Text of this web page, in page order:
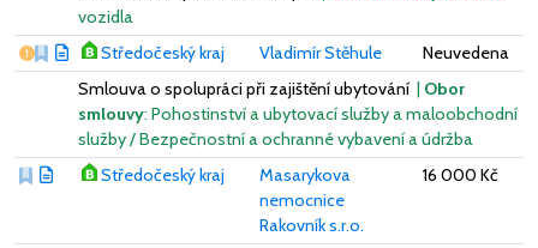
vozidla
Vážný nedostatek
Středočeský kraj Vladimír Stěhule
Neuvedena
Smlouva o spolupráci při zajištění ubytování | Obor
smlouvy: Pohostinství a ubytovací služby a maloobchodní
služby / Bezpečnostní a ochranné vybavení a údržba
Středočeský kraj
Masarykova
nemocnice
Rakovník s.r.o.
16 000 Kč